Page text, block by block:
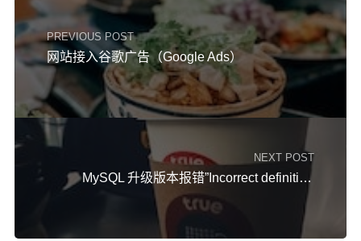
PREVIOUS POST
网站接入谷歌广告（Google Ads）
NEXT POST
MySQL 升级版本报错”Incorrect definition of table“